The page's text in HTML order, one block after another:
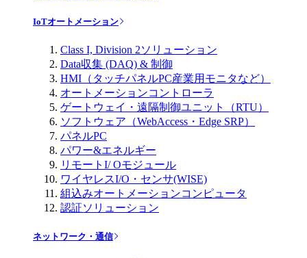
IoTオートメーション
Class I, Division 2ソリューション
Data収集 (DAQ) & 制御
HMI（タッチパネルPC産業用モニタなど）
オートメーションコントローラ
ゲートウェイ・遠隔制御ユニット（RTU）
ソフトウェア（WebAccess・Edge SRP）
パネルPC
パワー&エネルギー
リモートI/ Oモジュール
ワイヤレスI/O・センサ(WISE)
組込みオートメーションコンピュータ
認証ソリューション
ネットワーク・通信